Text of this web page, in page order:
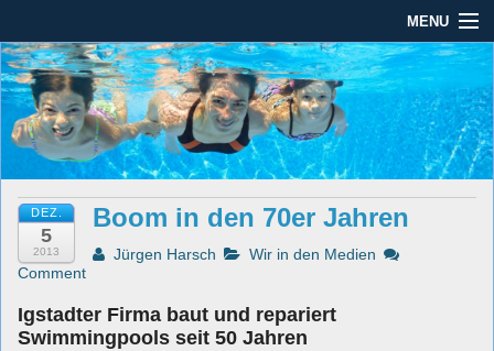
MENU
Dauber Schwimmanlagen GmbH
Leistungen
Service
Produkte
Öffnungszeiten
AGBs
Dauber Schwimmanlagen
GmbH
Seit mehr als 45 Jahren im Rhein-Main-Gebiet
DEZ.
5
2013
Boom in den 70er Jahren
Jürgen Harsch
Wir in den Medien
Comment
Igstadter Firma baut und repariert
Swimmingpools seit 50 Jahren